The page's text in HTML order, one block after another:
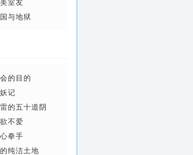
室友
与地狱
的目的
记
的五十道阴
..
不爱
拳手
纯洁土地